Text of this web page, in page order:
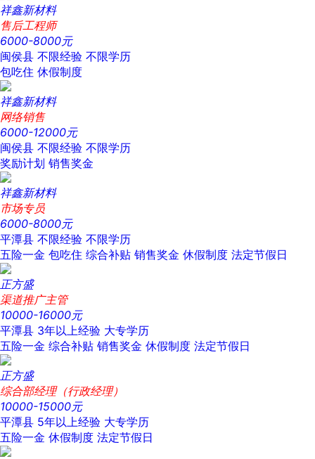
祥鑫新材料
售后工程师
6000-8000元
闽侯县 不限经验 不限学历
包吃住 休假制度
祥鑫新材料
网络销售
6000-12000元
闽侯县 不限经验 不限学历
奖励计划 销售奖金
祥鑫新材料
市场专员
6000-8000元
平潭县 不限经验 不限学历
五险一金 包吃住 综合补贴 销售奖金 休假制度 法定节假日
正方盛
渠道推广主管
10000-16000元
平潭县 3年以上经验 大专学历
五险一金 综合补贴 销售奖金 休假制度 法定节假日
正方盛
综合部经理（行政经理）
10000-15000元
平潭县 5年以上经验 大专学历
五险一金 休假制度 法定节假日